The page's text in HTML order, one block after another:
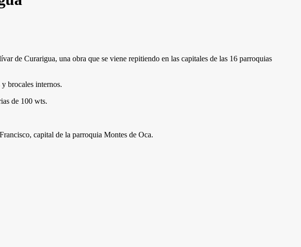
de Curarigua, una obra que se viene repitiendo en las capitales de las 16 parroquias
brocales internos.
de 100 wts.
capital de la parroquia Montes de Oca.